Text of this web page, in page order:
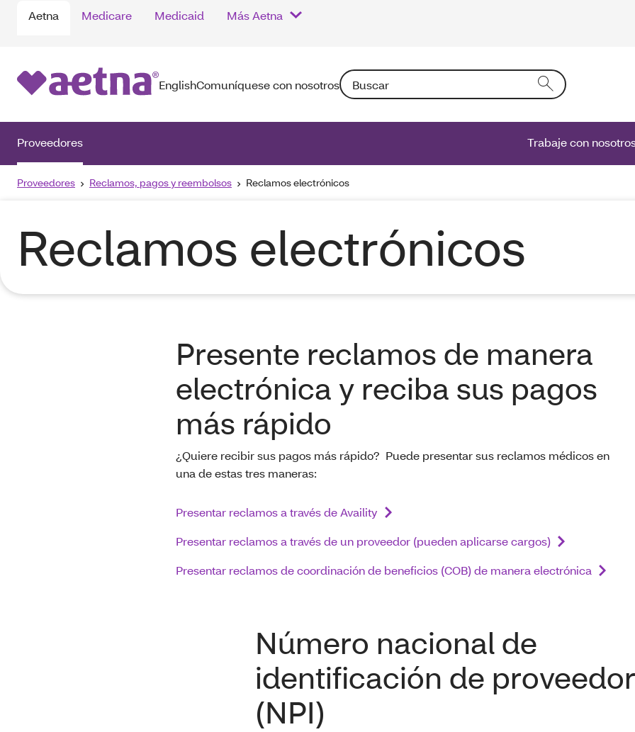
Aetna Medicare Medicaid Más Aetna
EnglishComuníquese con nosotrosBuscar: Si introduce un texto en el campo activará una
Proveedores Trabaje con
Proveedores Reclamos, pagos y reembolsos Reclamos electrónicos
Reclamos electrónicos
Presente reclamos de manera
electrónica y reciba sus pagos
más rápido
¿Quiere recibir sus pagos más rápido? Puede presentar sus reclamos médicos en
una de estas tres maneras:
Presentar reclamos a través de Availity
Presentar reclamos a través de un proveedor (pueden aplicarse cargos)
Presentar reclamos de coordinación de beneficios (COB) de manera electrónica
Número nacional de
identificación de proveedor
(NPI)